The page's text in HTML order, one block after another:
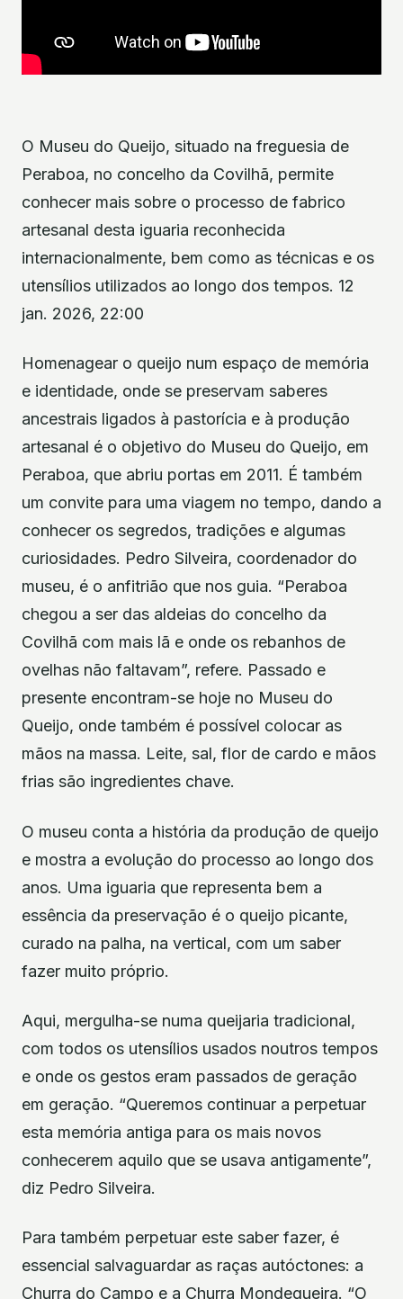
O Museu do Queijo, situado na freguesia de
Peraboa, no concelho da Covilhã, permite
conhecer mais sobre o processo de fabrico
artesanal desta iguaria reconhecida
internacionalmente, bem como as técnicas e os
utensílios utilizados ao longo dos tempos. 12
jan. 2026, 22:00
Homenagear o queijo num espaço de memória
e identidade, onde se preservam saberes
ancestrais ligados à pastorícia e à produção
artesanal é o objetivo do Museu do Queijo, em
Peraboa, que abriu portas em 2011. É também
um convite para uma viagem no tempo, dando a
conhecer os segredos, tradições e algumas
curiosidades. Pedro Silveira, coordenador do
museu, é o anfitrião que nos guia. “Peraboa
chegou a ser das aldeias do concelho da
Covilhã com mais lã e onde os rebanhos de
ovelhas não faltavam”, refere. Passado e
presente encontram-se hoje no Museu do
Queijo, onde também é possível colocar as
mãos na massa. Leite, sal, flor de cardo e mãos
frias são ingredientes chave.
O museu conta a história da produção de queijo
e mostra a evolução do processo ao longo dos
anos. Uma iguaria que representa bem a
essência da preservação é o queijo picante,
curado na palha, na vertical, com um saber
fazer muito próprio.
Aqui, mergulha-se numa queijaria tradicional,
com todos os utensílios usados noutros tempos
e onde os gestos eram passados de geração
em geração. “Queremos continuar a perpetuar
esta memória antiga para os mais novos
conhecerem aquilo que se usava antigamente”,
diz Pedro Silveira.
Para também perpetuar este saber fazer, é
essencial salvaguardar as raças autóctones: a
Churra do Campo e a Churra Mondegueira. “O